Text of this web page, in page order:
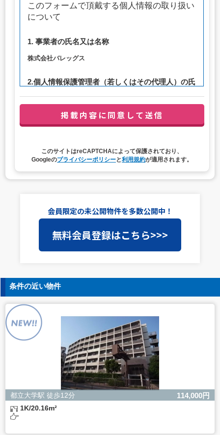
このフォームで頂戴する個人情報の取り扱い
について
1. 事業者の氏名又は名称
株式会社バレッグス
2.個人情報保護管理者（若しくはその代理人）の氏
連絡先：privacy@balleggs.co.jp
（1）お問い合わせ対応（本人への連絡を含む）のため
4. 個人情報取扱いの委託
当社は事業運営上、前項利用目的の範囲に限って個人情報
を外部に委託することがあります。この場合、個人情報保
護水準の高い委託先を選定し、個人情報の適正管理・機密
保持についての契約を交わし、適切な管理を実施させま
5. 個人情報の開示等の請求
ご本人様は、当社に対してご自身の個人情報の開示等（利
用目的の通知、開示、内容の訂正・追加・削除、利用の停
止または消去、第三者への提供の停止）に関して、下記の
当社問合わせ窓口に申し出ることができます。その際、当
社はお客様ご本人を確認させていただいたうえで、合理的
な間内に対応いたします。
【お問合せ窓口】
株式会社バレッグス 個人情報問合せ窓口
住所 東京都目黒区鷹番2-5-21
電話 03-3794-1115
お問合せメールアドレス privacy@balleggs.co.jp
受付時間：平日10：30～17：00 ※弊社公休日を除く
このサイトはreCAPTCHAによって保護されており、
Googleのプライバシーポリシーと利用規約が適用されます。
会員限定の未公開物件を多数公開中！
無料会員登録はこちら>>>
条件の近い物件
都立大学駅 徒歩12分 114,000円
1K/20.16m²